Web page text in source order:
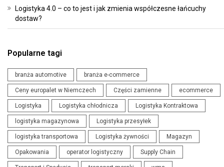
Logistyka 4.0 – co to jest i jak zmienia współczesne łańcuchy
dostaw?
Popularne tagi
branża automotive branża e-commerce
Ceny europalet w Niemczech Części zamienne ecommerce
Logistyka Logistyka chłodnicza Logistyka Kontraktowa
logistyka magazynowa Logistyka przesyłek
logistyka transportowa Logistyka żywności Magazyn
Opakowania operator logistyczny Supply Chain